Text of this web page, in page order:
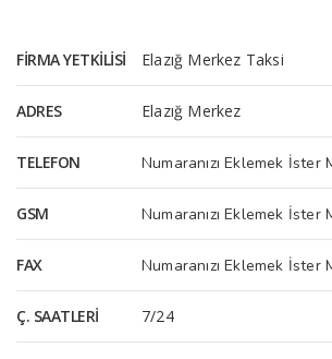
FIRMA YETKILISI Elazığ Merkez Taksi
ADRES Elazığ Merkez
TELEFON Numaranızı Eklemek İster
GSM Numaranızı Eklemek İster
FAX Numaranızı Eklemek İster
Ç. SAATLERI 7/24